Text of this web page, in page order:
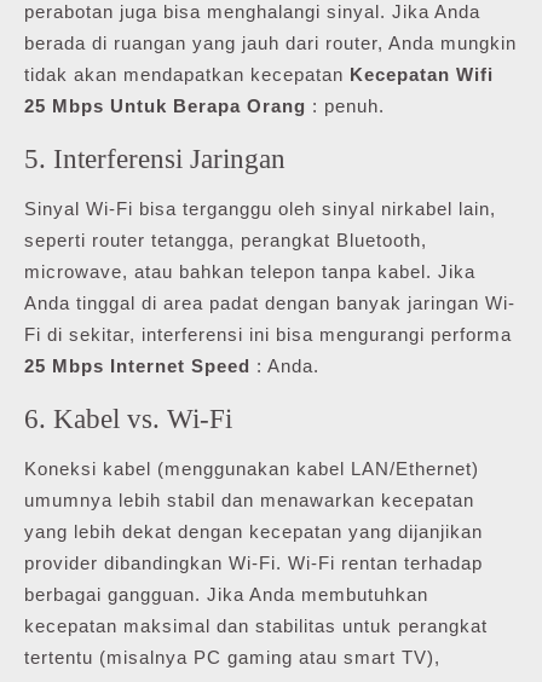
perabotan juga bisa menghalangi sinyal. Jika Anda
berada di ruangan yang jauh dari router, Anda mungkin
tidak akan mendapatkan kecepatan Kecepatan Wifi
25 Mbps Untuk Berapa Orang : penuh.
5. Interferensi Jaringan
Sinyal Wi-Fi bisa terganggu oleh sinyal nirkabel lain,
seperti router tetangga, perangkat Bluetooth,
microwave, atau bahkan telepon tanpa kabel. Jika
Anda tinggal di area padat dengan banyak jaringan Wi-
Fi di sekitar, interferensi ini bisa mengurangi performa
25 Mbps Internet Speed : Anda.
6. Kabel vs. Wi-Fi
Koneksi kabel (menggunakan kabel LAN/Ethernet)
umumnya lebih stabil dan menawarkan kecepatan
yang lebih dekat dengan kecepatan yang dijanjikan
provider dibandingkan Wi-Fi. Wi-Fi rentan terhadap
berbagai gangguan. Jika Anda membutuhkan
kecepatan maksimal dan stabilitas untuk perangkat
tertentu (misalnya PC gaming atau smart TV),